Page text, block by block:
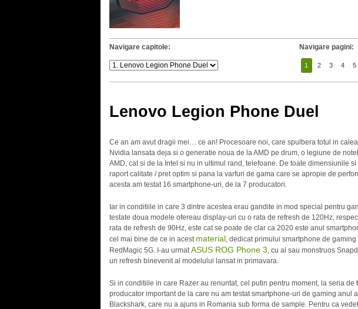
Navigare capitole: Navigare pagini:
1 2 3 4 5
Lenovo Legion Phone Duel
Ce an am avut dragii mei… ce an! Procesoare noi, care spulbera totul in
Nvidia lansata deja si o generatie noua de la AMD pe drum, o legiune de
AMD, cat si de la Intel si nu in ultimul rand, telefoane. De toate dimensiunile
raport calitate / pret optim si pana la varfuri de gama care se apropie de
acesta am testat 16 smartphone-uri, de la 7 producatori.
Iar in conditiile in care 3 dintre acestea erau gandite in mod special pentru
testate doua modele ofereau display-uri cu o rata de refresh de 120Hz,
rata de refresh de 90Hz, este cat se poate de clar ca 2020 este anul
cel mai bine de ce in acest material , dedicat primului smartphone de
RedMagic 5G. I-au urmat ASUS ROG Phone 3 , cu al sau monstruos
un refresh binevenit al modelului lansat in primavara.
Si in conditiile in care Razer au renuntat, cel putin pentru moment, la seria
producator important de la care nu am testat smartphone-uri de gaming anul
Blackshark, care nu a ajuns in Romania sub forma de sample. Pentru ca